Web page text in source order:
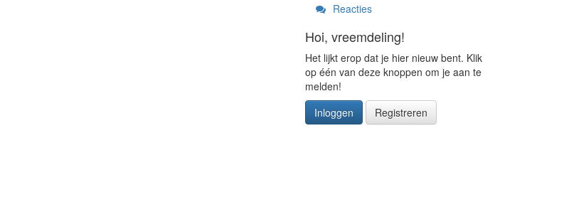
Reacties
Hoi, vreemdeling!
Het lijkt erop dat je hier nieuw bent. Klik
op één van deze knoppen om je aan te
melden!
Inloggen
Registreren